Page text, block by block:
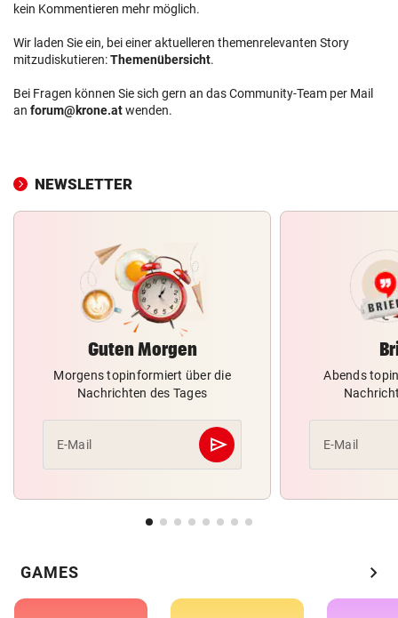
kein Kommentieren mehr möglich.
Wir laden Sie ein, bei einer aktuelleren themenrelevanten Story
mitzudiskutieren:Themenübersicht.
Bei Fragen können Sie sich gern an das Community-Team per Mail
an forum@krone.atwenden.
NEWSLETTER
Guten Morgen
Morgens topinformiert über die
Nachrichten des Tages
E-Mail send
Abschicken
Abends
E-Mail
GAMES chevron_right